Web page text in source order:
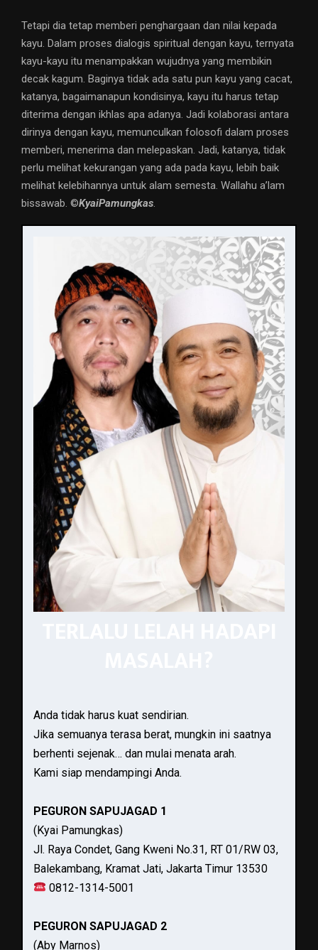
Tetapi dia tetap memberi penghargaan dan nilai kepada
kayu. Dalam proses dialogis spiritual dengan kayu, ternyata
kayu-kayu itu menampakkan wujudnya yang membikin
decak kagum. Baginya tidak ada satu pun kayu yang cacat,
katanya, bagaimanapun kondisinya, kayu itu harus tetap
diterima dengan ikhlas apa adanya. Jadi kolaborasi antara
dirinya dengan kayu, memunculkan folosofi dalam proses
memberi, menerima dan melepaskan. Jadi, katanya, tidak
perlu melihat kekurangan yang ada pada kayu, lebih baik
melihat kelebihannya untuk alam semesta. Wallahu a’lam
bissawab. ©️KyaiPamungkas.
Anda tidak harus kuat sendirian.
Jika semuanya terasa berat, mungkin ini saatnya
berhenti sejenak… dan mulai menata arah.
Kami siap mendampingi Anda.
PEGURON SAPUJAGAD 1
(Kyai Pamungkas)
Jl. Raya Condet, Gang Kweni No.31, RT 01/RW 03,
Balekambang, Kramat Jati, Jakarta Timur 13530
0812-1314-5001
PEGURON SAPUJAGAD 2
(Aby Marnos)